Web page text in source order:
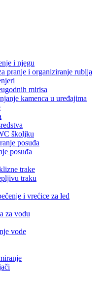
i njegu
pranje i organiziranje rublja
mirisa
kamenca u uređajima
školjku
posuđa
posuđa
trake
traku
i vrećice za led
za vodu
vode